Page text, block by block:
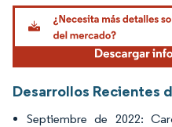
Imagen © Mordor Intelligence. El uso
Desarrollos Recientes
Septiembre de 2022: